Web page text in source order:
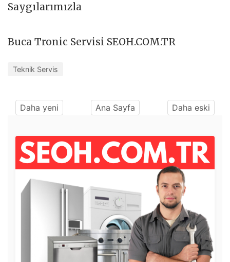
Saygılarımızla
Buca Tronic Servisi SEOH.COM.TR
Teknik Servis
Daha yeni Ana Sayfa Daha eski